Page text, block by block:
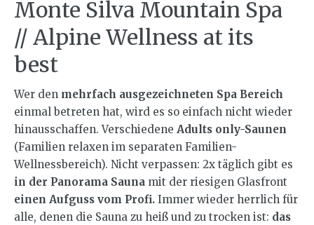
Monte Silva Mountain Spa
// Alpine Wellness at its
best
Wer den mehrfach ausgezeichneten Spa Bereich
einmal betreten hat, wird es so einfach nicht wieder
hinausschaffen. Verschiedene Adults only-Saunen
(Familien relaxen im separaten Familien-
Wellnessbereich). Nicht verpassen: 2x täglich gibt es
in der Panorama Sauna mit der riesigen Glasfront
einen Aufguss vom Profi. Immer wieder herrlich für
alle, denen die Sauna zu heiß und zu trocken ist: das